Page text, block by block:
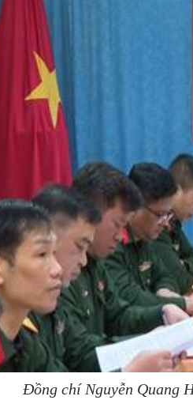
Đồng chí Nguyễn Quang